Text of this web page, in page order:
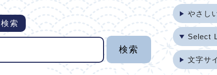
索
やさし
Select
文字サ